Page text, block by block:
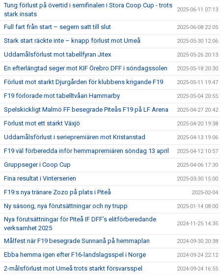
Tung förlust på övertid i semifinalen i Stora Coop Cup - trots
stark insats
2025-06-11 07:13
Full fart från start – segern satt till slut 2025-06-08 22:05
Stark start räckte inte – knapp förlust mot Umeå 2025-05-30 12:06
Uddamålsförlust mot tabellfyran Jitex 2025-05-26 20:13
En efterlängtad seger mot KIF Örebro DFF i söndagssolen 2025-05-18 20:30
Förlust mot starkt Djurgården för klubbens krigande F19 2025-05-11 19:47
F19 förlorade mot tabelltvåan Hammarby 2025-05-04 20:55
Spelskickligt Malmö FF besegrade Piteås F19 på LF Arena 2025-04-27 20:42
Förlust mot ett starkt Växjö 2025-04-20 19:38
Uddamålsförlust i seriepremiären mot Kristanstad 2025-04-13 19:06
F19 väl förberedda inför hemmapremiären söndag 13 april 2025-04-12 10:57
Gruppseger i Coop Cup 2025-04-06 17:30
Fina resultat i Vinterserien 2025-03-30 15:00
F19:s nya tränare Zozo på plats i Piteå 2025-02-04
Ny säsong, nya förutsättningar och ny trupp 2025-01-14 08:00
Nya förutsättningar för Piteå IF DFF’s elitförberedande
verksamhet 2025
2024-11-25 14:35
Målfest när F19 besegrade Sunnanå på hemmaplan 2024-09-30 20:38
Ebba hemma igen efter F16-landslagsspel i Norge 2024-09-24 22:12
2-målsförlust mot Umeå trots starkt försvarsspel 2024-09-24 16:55